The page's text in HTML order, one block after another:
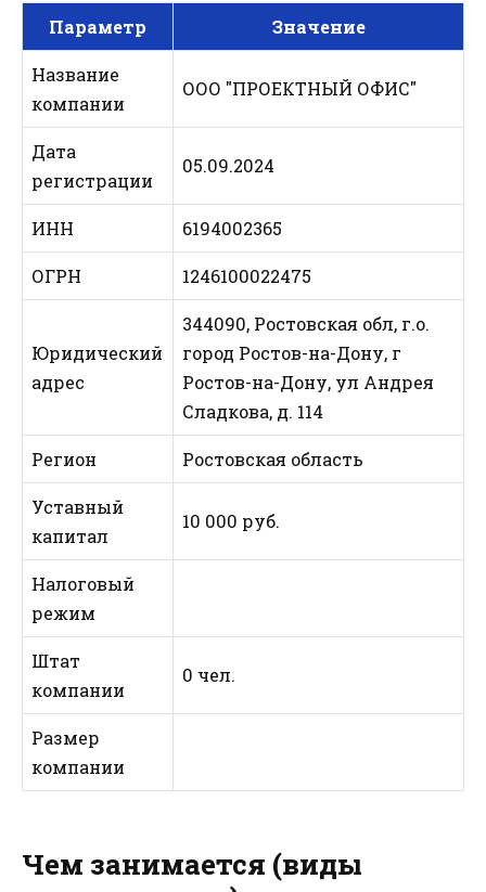
Параметр Значение
Название
компании
ООО "ПРОЕКТНЫЙ ОФИС"
Дата
регистрации
05.09.2024
ИНН 6194002365
ОГРН 1246100022475
Юридический
адрес
344090, Ростовская обл, г.о.
город Ростов-на-Дону, г
Ростов-на-Дону, ул Андрея
Сладкова, д. 114
Регион Ростовская область
Уставный
капитал
10 000 руб.
Налоговый
режим
Штат
компании
0 чел.
Размер
компании
Чем занимается (виды